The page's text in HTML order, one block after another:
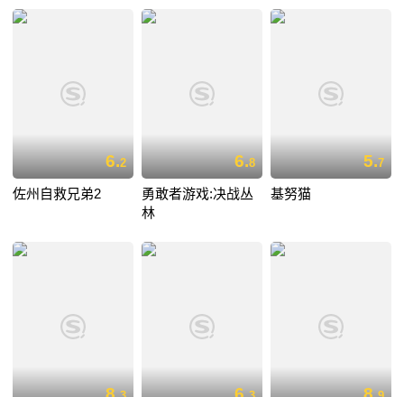
6.2
佐州自救兄弟2
6.8
勇敢者游戏:决战丛
林
5.7
基努猫